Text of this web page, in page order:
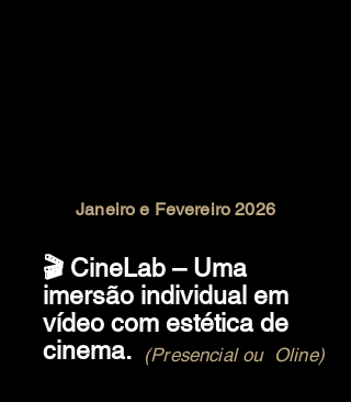
Janeiro e Fevereiro 2026
🎬 CineLab – Uma
imersão individual em
vídeo com estética de
cinema.
(Presencial ou Oline)